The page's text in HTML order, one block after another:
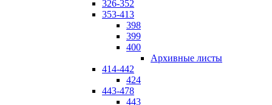
326-352
353-413
398
399
400
Архивные листы
414-442
424
443-478
443